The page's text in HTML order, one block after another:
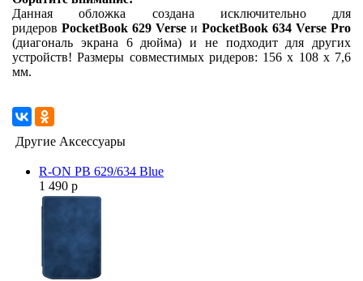
Данная обложка создана исключительно для
ридеров PocketBook 629 Verse и PocketBook 634 Verse Pro
(диагональ экрана 6 дюйма) и не подходит для других
устройств! Размеры совместимых ридеров: 156 x 108 x 7,6
мм.
Другие Аксессуары
R-ON PB 629/634 Blue
1 490 р